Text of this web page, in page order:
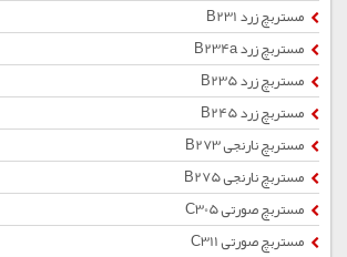
مستربچ زرد B231
مستربچ زرد B234a
مستربچ زرد B235
مستربچ زرد B245
مستربچ نارنجی B273
مستربچ نارنجی B275
مستربچ صورتی C305
مستربچ صورتی C311